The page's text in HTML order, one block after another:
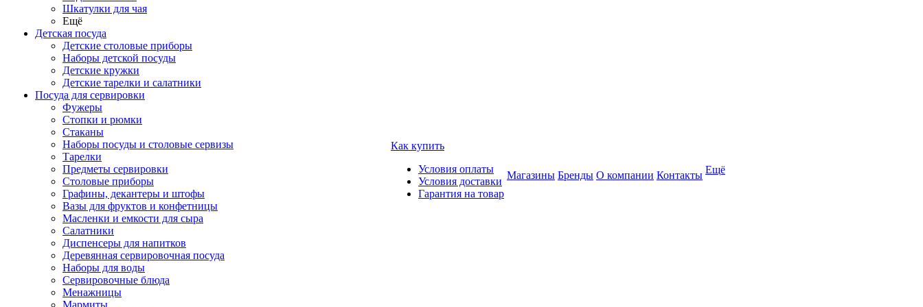
Шкатулки для чая
Ещё
Детская посуда
Детские столовые приборы
Наборы детской посуды
Детские кружки
Детские тарелки и салатники
Посуда для сервировки
Фужеры
Стопки и рюмки
Стаканы
Наборы посуды и столовые сервизы
Тарелки
Предметы сервировки
Столовые приборы
Графины, декантеры и штофы
Вазы для фруктов и конфетницы
Масленки и емкости для сыра
Салатники
Диспенсеры для напитков
Деревянная сервировочная посуда
Наборы для воды
Сервировочные блюда
Менажницы
Мармиты
Как купить
Условия оплаты
Условия доставки
Гарантия на товар
Магазины Бренды О компании Контакты Ещё